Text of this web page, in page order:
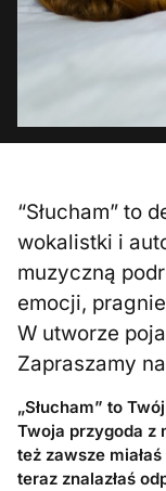
“Słucham” to
wokalistki i
muzyczną
emocji,
W utworze
Zapraszamy
„Słucham” to
Twoja przygoda z
też zawsze
teraz znalazłaś